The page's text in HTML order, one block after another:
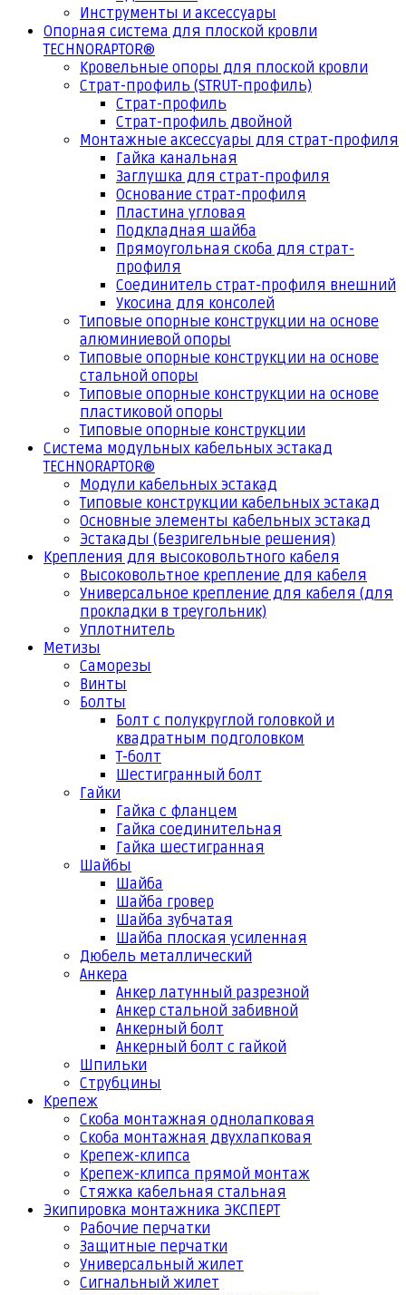
Инструменты и аксессуары
Опорная система для плоской кровли
TECHNORAPTOR®
Кровельные опоры для плоской кровли
Страт-профиль (STRUT-профиль)
Страт-профиль
Страт-профиль двойной
Монтажные аксессуары для страт-профиля
Гайка канальная
Заглушка для страт-профиля
Основание страт-профиля
Пластина угловая
Подкладная шайба
Прямоугольная скоба для страт-
профиля
Соединитель страт-профиля внешний
Укосина для консолей
Типовые опорные конструкции на основе
алюминиевой опоры
Типовые опорные конструкции на основе
стальной опоры
Типовые опорные конструкции на основе
пластиковой опоры
Типовые опорные конструкции
Система модульных кабельных эстакад
TECHNORAPTOR®
Модули кабельных эстакад
Типовые конструкции кабельных эстакад
Основные элементы кабельных эстакад
Эстакады (Безригельные решения)
Крепления для высоковольтного кабеля
Высоковольтное крепление для кабеля
Универсальное крепление для кабеля (для
прокладки в треугольник)
Уплотнитель
Метизы
Саморезы
Винты
Болты
Болт с полукруглой головкой и
квадратным подголовком
Т-болт
Шестигранный болт
Гайки
Гайка с фланцем
Гайка соединительная
Гайка шестигранная
Шайбы
Шайба
Шайба гровер
Шайба зубчатая
Шайба плоская усиленная
Дюбель металлический
Анкера
Анкер латунный разрезной
Анкер стальной забивной
Анкерный болт
Анкерный болт с гайкой
Шпильки
Струбцины
Крепеж
Скоба монтажная однолапковая
Скоба монтажная двухлапковая
Крепеж-клипса
Крепеж-клипса прямой монтаж
Стяжка кабельная стальная
Экипировка монтажника ЭКСПЕРТ
Рабочие перчатки
Защитные перчатки
Универсальный жилет
Сигнальный жилет